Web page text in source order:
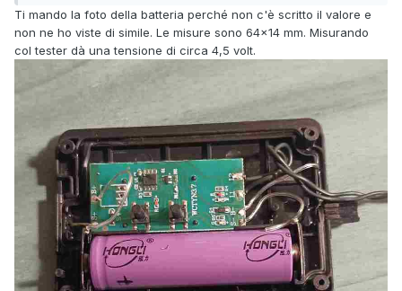
I giochi di luci vengono ottenuti dal Circuito Elettronico
fornendo un' Alimentazione Alternata
ad Onda quadra, che così attiva a turno ora il primo gruppo
di 50 Led, ora il secondo .
Tolte le Cadute di Tensione sul ponte di Transistor finali,
verso i LED arriveranno 3÷3,3V .
Alimentando direttamente i fili, in genere si portano 3Volt .
Come hai constatato, in Continua lavorano in ciascun verso
la metà dei Led..
In Alternata si accenderanno tutti contemporaneamente .
Buon Anno🥂🍾
Ti mando la foto della batteria perché non c'è scritto il valore e
non ne ho viste di simile. Le misure sono 64x14 mm. Misurando
col tester dà una tensione di circa 4,5 volt.